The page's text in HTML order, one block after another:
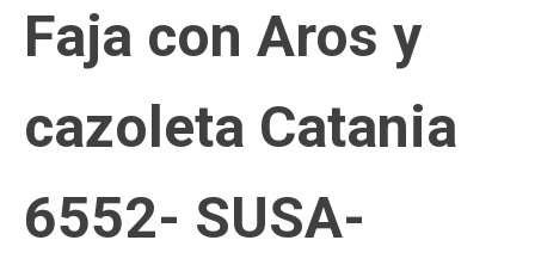
Faja con Aros y
cazoleta Catania
6552- SUSA-